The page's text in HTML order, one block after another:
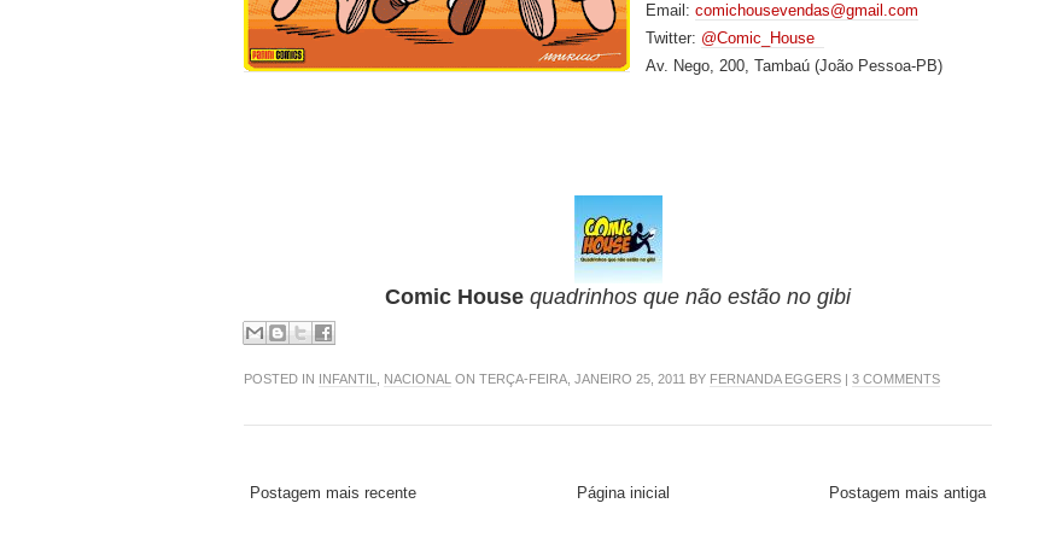
Email: comichousevendas@gmail.com
Twitter: @Comic_House
Av. Nego, 200, Tambaú (João Pessoa-PB)
Comic House quadrinhos que não estão no gibi
POSTED IN INFANTIL NACIONAL ON TERÇA-FEIRA, JANEIRO 25, 2011 BY FERNANDA EGGERS | 3 COMMENTS
Postagem mais recente Postagem mais antiga
Página inicial